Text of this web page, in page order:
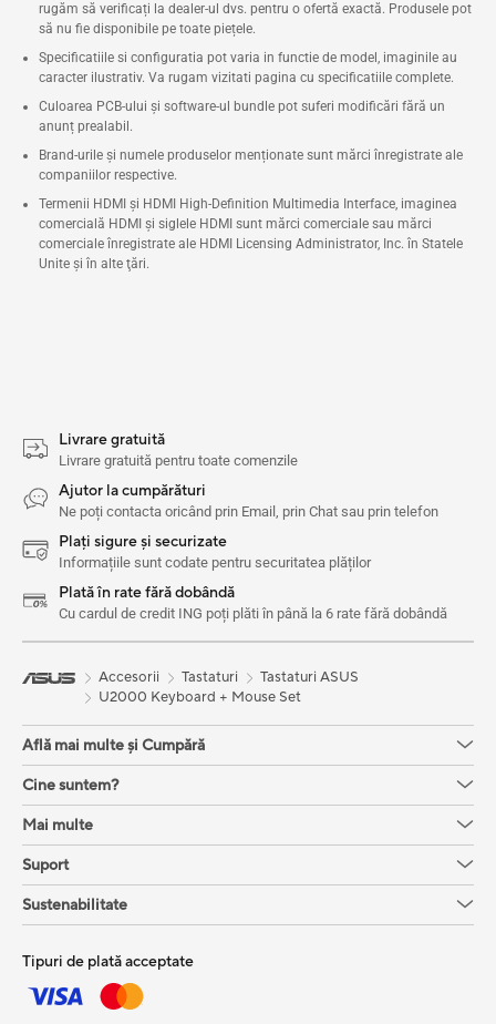
rugăm să verificați la dealer-ul dvs. pentru o ofertă exactă. Produsele pot
să nu fie disponibile pe toate piețele.
Specificatiile si configuratia pot varia in functie de model, imaginile au
caracter ilustrativ. Va rugam vizitati pagina cu specificatiile complete.
Culoarea PCB-ului și software-ul bundle pot suferi modificări fără un
anunț prealabil.
Brand-urile și numele produselor menționate sunt mărci înregistrate ale
companiilor respective.
Termenii HDMI și HDMI High-Definition Multimedia Interface, imaginea
comercială HDMI şi siglele HDMI sunt mărci comerciale sau mărci
comerciale înregistrate ale HDMI Licensing Administrator, Inc. în Statele
Unite şi în alte ţări.
Livrare gratuită
Livrare gratuită pentru toate comenzile
Ajutor la cumpărături
Ne poți contacta oricând prin Email, prin Chat sau prin telefon
Plați sigure și securizate
Informațiile sunt codate pentru securitatea plăților
Plată în rate fără dobândă
Cu cardul de credit ING poți plăti în până la 6 rate fără dobândă
Accesorii Tastaturi
Tastaturi ASUS
U2000 Keyboard + Mouse Set
Află mai multe și Cumpără
Cine suntem?
Mai multe
Suport
Sustenabilitate
Tipuri de plată acceptate